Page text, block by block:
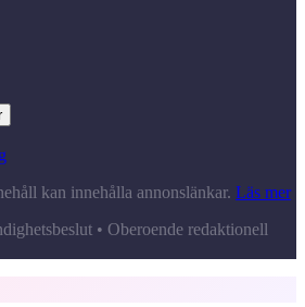
kan innehålla annonslänkar. Läs mer
• Oberoende redaktionell